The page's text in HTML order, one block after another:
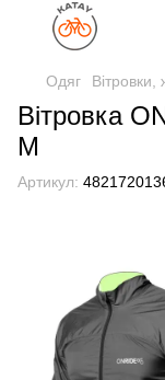
Одяг Вітровки,
Вітровка
M
Артикул: